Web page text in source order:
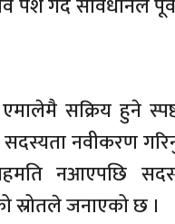
सक्रिय हुने स्पष्ट
नवीकरण
नआएपछि
स्रोतले जनाएको छ ।